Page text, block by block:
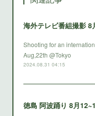
海外テレビ番組撮影 8
Shooting for an
Aug,22th @Tokyo
2024.08.31 04:15
徳島 阿波踊り 8月